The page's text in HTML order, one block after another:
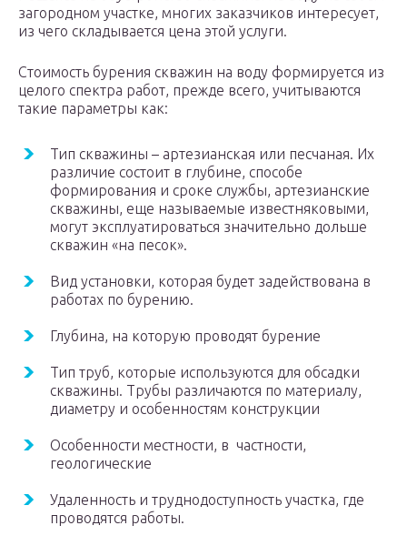
загородном участке, многих заказчиков интересует,
из чего складывается цена этой услуги.
Стоимость бурения скважин на воду формируется из
целого спектра работ, прежде всего, учитываются
такие параметры как:
Тип скважины – артезианская или песчаная. Их
различие состоит в глубине, способе
формирования и сроке службы, артезианские
скважины, еще называемые известняковыми,
могут эксплуатироваться значительно дольше
скважин «на песок».
Вид установки, которая будет задействована в
работах по бурению.
Глубина, на которую проводят бурение
Тип труб, которые используются для обсадки
скважины. Трубы различаются по материалу,
диаметру и особенностям конструкции
Особенности местности, в частности,
геологические
Удаленность и труднодоступность участка, где
проводятся работы.